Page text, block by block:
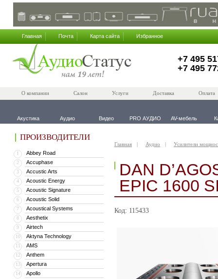
Главная Почта Карта сайта Избранное
+7 495
+7 495
О компании Салон Услуги Доставка Оплата
Акустика Аудио Видео PRO АУДИО AV-мебель
ПРОИЗВОДИТЕЛИ
1 Abbey Road
2 Accuphase
3 Accustic Arts
4 Acoustic Energy
5 Acoustic Signature
6 Acoustic Solid
7 Acoustical Systems
8 Aesthetix
9 Airtech
10 Aktyna Technology
11 AMS
12 Anthem
13 Apertura
14 Apollo
Главная Аудио Усилители
DAN
EPIC 1600
Код: 115433